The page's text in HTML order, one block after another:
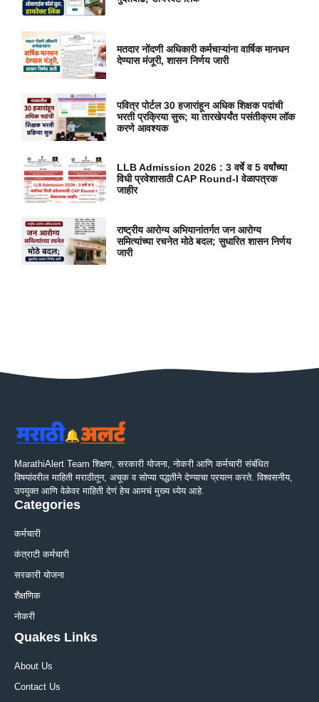
मतदार नोंदणी अधिकारी कर्मचाऱ्यांना वार्षिक मानधन
देण्यास मंजूरी, शासन निर्णय जारी
पवित्र पोर्टल 30 हजारांहून अधिक शिक्षक पदांची
भरती प्रक्रिया सुरू; या तारखेपर्यंत पसंतीक्रम लॉक
करणे आवश्यक
LLB Admission 2026 : 3 वर्षे व 5 वर्षांच्या
विधी प्रवेशासाठी CAP Round-I वेळापत्रक
जाहीर
राष्ट्रीय आरोग्य अभियानांतर्गत जन आरोग्य
समित्यांच्या रचनेत मोठे बदल; सुधारित शासन निर्णय
जारी
MarathiAlert Team शिक्षण, सरकारी योजना, नोकरी आणि कर्मचारी संबंधित
विषयांवरील माहिती मराठीतून, अचूक व सोप्या पद्धतीने देण्याचा प्रयत्न करते. विश्वसनीय,
उपयुक्त आणि वेळेवर माहिती देणं हेच आमचं मुख्य ध्येय आहे.
Categories
कर्मचारी
कंत्राटी कर्मचारी
सरकारी योजना
शैक्षणिक
नोकरी
Quakes Links
About Us
Contact Us